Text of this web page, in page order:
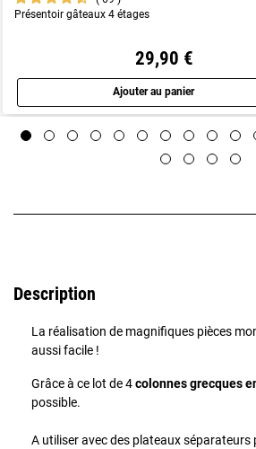
Présentoir gâteaux 4 étages
29,90 €
Ajouter au panier
Aperçu rapide
Description
La réalisation de magnifiques pièces
aussi facile !
Grâce à ce lot de 4colonnes grecques
possible.
A utiliser avec des plateaux séparateurs